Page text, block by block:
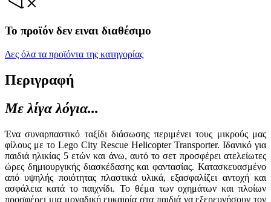
Το προϊόν δεν ειναι διαθέσιμο
Δες όλα τα προϊόντα της κατηγορίας
Περιγραφή
Με λίγα λόγια...
Ένα συναρπαστικό ταξίδι διάσωσης περιμένει τους μικρούς μας
φίλους με το Lego City Rescue Helicopter Transporter. Ιδανικό για
παιδιά ηλικίας 5 ετών και άνω, αυτό το σετ προσφέρει ατελείωτες
ώρες δημιουργικής διασκέδασης και φαντασίας. Κατασκευασμένο
από υψηλής ποιότητας πλαστικά υλικά, εξασφαλίζει αντοχή και
ασφάλεια κατά το παιχνίδι. Το θέμα των οχημάτων και πλοίων
προσφέρει μια μοναδική ευκαιρία στα παιδιά να εξερευνήσουν τον